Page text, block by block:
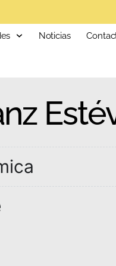
Noticias